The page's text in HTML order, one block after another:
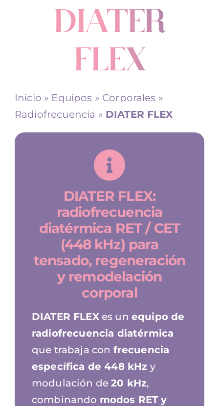
Alquiler equipos
Contacto
DIATER
FLEX
Inicio » Equipos » Corporales »
Radiofrecuencia » DIATER FLEX
DIATER FLEX:
radiofrecuencia
diatérmica RET / CET
(448 kHz) para
tensado, regeneración
y remodelación
corporal
DIATER FLEXes un equipo de
radiofrecuencia diatérmica
que trabaja con frecuencia
específica de 448 kHz y
modulación de20 kHz,
combinando modos RET y